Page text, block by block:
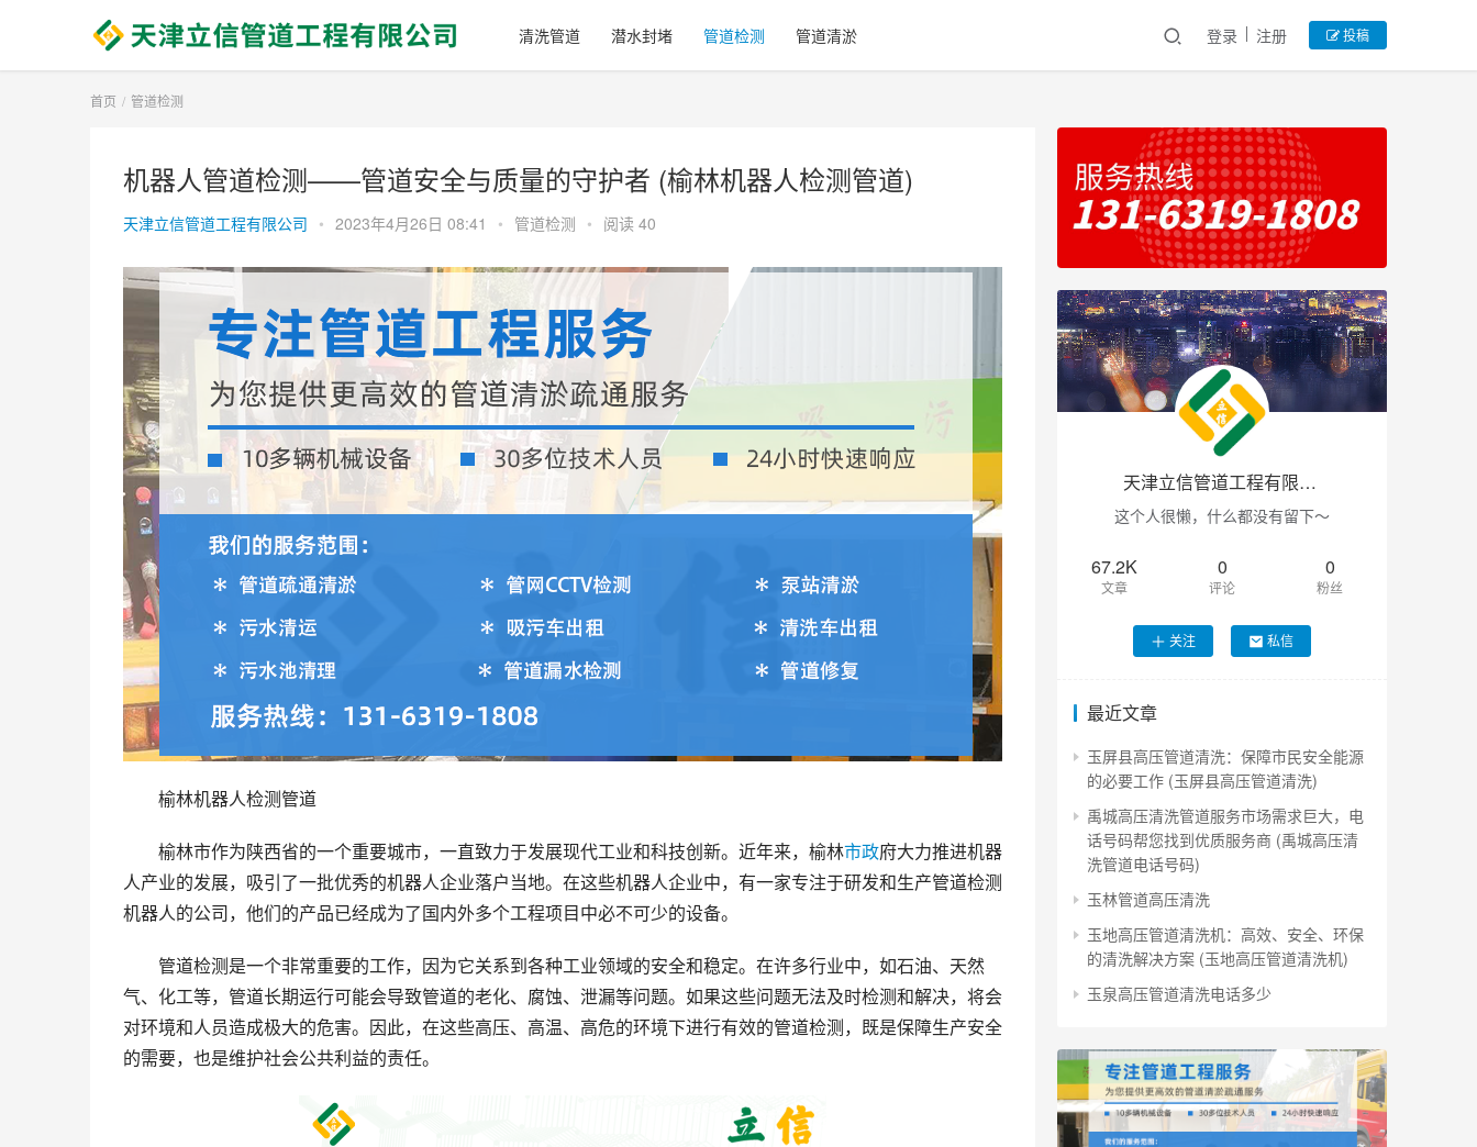
清洗管道 潜水封堵 管道检测 管道清淤 登录 注册 投稿
首页 管道检测
机器人管道检测——管道安全与质量的守护者 (榆林机器人检测管道)
天津立信管道工程有限公司 • 2023年4月26日 08:41 • 管道检测 • 阅读 40
榆林机器人检测管道
榆林市作为陕西省的一个重要城市，一直致力于发展现代工业和科技创新。近年来，榆林市政府大力推进机器
人产业的发展，吸引了一批优秀的机器人企业落户当地。在这些机器人企业中，有一家专注于研发和生产管道检测
机器人的公司，他们的产品已经成为了国内外多个工程项目中必不可少的设备。
管道检测是一个非常重要的工作，因为它关系到各种工业领域的安全和稳定。在许多行业中，如石油、天然
气、化工等，管道长期运行可能会导致管道的老化、腐蚀、泄漏等问题。如果这些问题无法及时检测和解决，将会
对环境和人员造成极大的危害。因此，在这些高压、高温、高危的环境下进行有效的管道检测，既是保障生产安全
的需要，也是维护社会公共利益的责任。
天津立信管道工程有限公司
这个人很懒，什么都没有留下～
67.2K
文章
0
评论
0
粉丝
关注 私信
最近文章
玉屏县高压管道清洗：保障市民安全能源
的必要工作 (玉屏县高压管道清洗)
禹城高压清洗管道服务市场需求巨大，电
话号码帮您找到优质服务商 (禹城高压清
洗管道电话号码)
玉林管道高压清洗
玉地高压管道清洗机：高效、安全、环保
的清洗解决方案 (玉地高压管道清洗机)
玉泉高压管道清洗电话多少